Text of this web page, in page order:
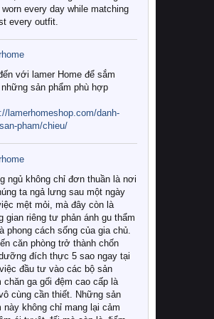
every day while matching
every outfit.
với lamer Home để sắm
sản phẩm phù hợp
lamerhomeshop.com/danh-
pham/chieu/
ngủ không chỉ đơn thuần là nơi
ta ngả lưng sau một ngày
mệt mỏi, mà đây còn là
gian riêng tư phản ánh gu thẩm
phong cách sống của gia chủ.
căn phòng trở thành chốn
đích thực 5 sao ngay tại
đầu tư vào các bộ sản
chăn ga gối đệm cao cấp là
cùng cần thiết. Những sản
này không chỉ mang lại cảm